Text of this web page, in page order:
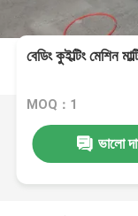
বেডিং কুইল্টিং মেশিন
MOQ：1
ভালো